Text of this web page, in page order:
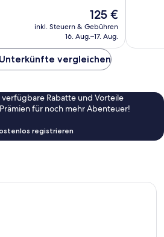
Der
Preis
beträgt
125 €
inkl. Steuern & Gebühren
16. Aug.–17. Aug.
vergleichen
Rabatte und Vorteile
für noch mehr Abenteuer!
registrieren